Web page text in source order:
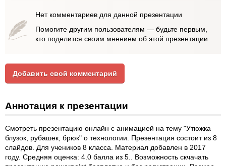
Нет комментариев для данной презентации
Помогите другим пользователям — будьте первым,
кто поделится своим мнением об этой презентации.
Добавить свой комментарий
Аннотация к презентации
Смотреть презентацию онлайн с анимацией на тему "Утюжка
блузок, рубашек, брюк" о технологии. Презентация состоит из 8
слайдов. Для учеников 8 класса. Материал добавлен в 2017
году. Средняя оценка: 4.0 балла из 5.. Возможность скчачать